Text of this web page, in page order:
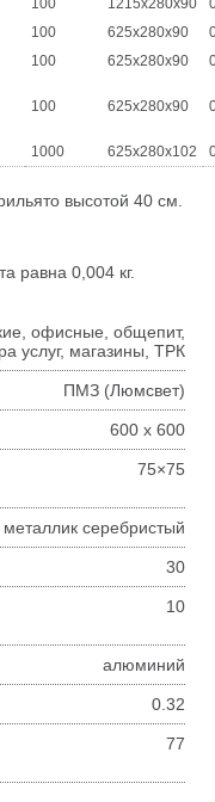
100 625x280x90
100 625x280x90
100 625x280x90
1000 625x280x102
высотой 40 см.
равна 0,004 кг.
офисные, общепит,
услуг, магазины, ТРК
ПМЗ (Люмсвет)
600 x 600
75×75
металлик серебристый
30
10
алюминий
0.32
77